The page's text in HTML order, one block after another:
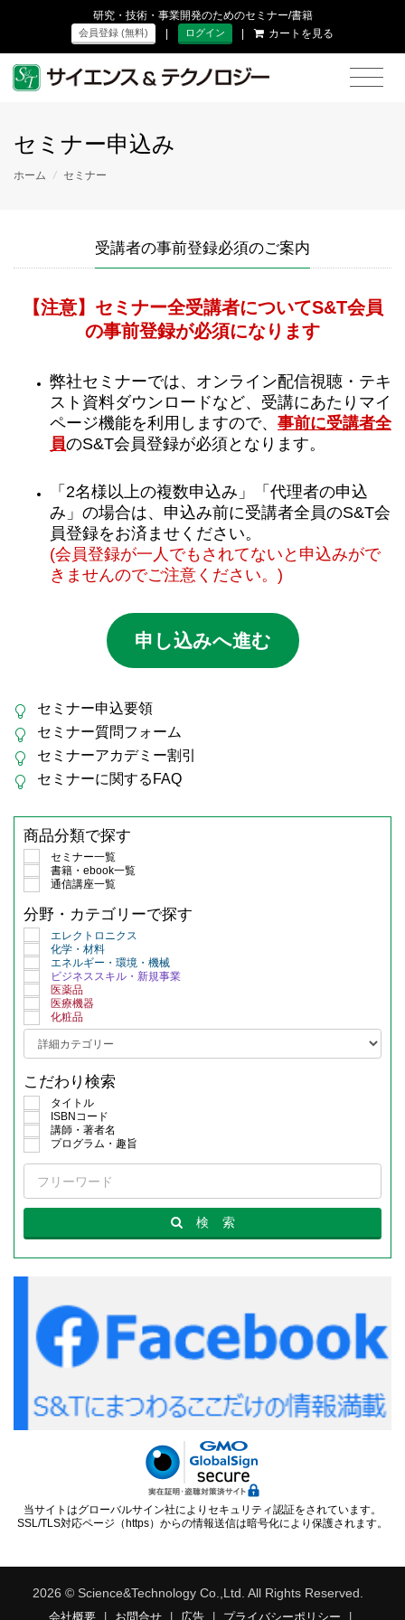
研究・技術・事業開発のためのセミナー/書籍
会員登録 (無料) | ログイン | カートを見る
セミナー申込み
ホーム / セミナー
受講者の事前登録必須のご案内
【注意】セミナー全受講者についてS&T会員
の事前登録が必須になります
弊社セミナーでは、オンライン配信視聴・テキ
スト資料ダウンロードなど、受講にあたりマイ
ページ機能を利用しますので、 事前に受講者全
員のS&T会員登録が必須となります。
「2名様以上の複数申込み」「代理者の申込
み」の場合は、申込み前に受講者全員のS&T会
員登録をお済ませください。
(会員登録が一人でもされてないと申込みがで
きませんのでご注意ください。)
申し込みへ進む
セミナー申込要領
セミナー質問フォーム
セミナーアカデミー割引
セミナーに関するFAQ
商品分類で探す
セミナー一覧
書籍・ebook一覧
通信講座一覧
分野・カテゴリーで探す
エレクトロニクス
化学・材料
エネルギー・環境・機械
ビジネススキル・新規事業
医薬品
医療機器
化粧品
こだわり検索
タイトル
ISBNコード
講師・著者名
プログラム・趣旨
検 索
当サイトはグローバルサイン社によりセキュリティ認証をされています。
SSL/TLS対応ページ（https）からの情報送信は暗号化により保護されます。
2026 © Science&Technology Co.,Ltd. All Rights Reserved.